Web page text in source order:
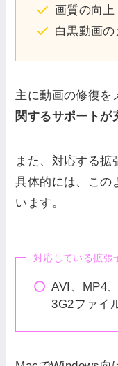
画質の向上
白黒動画
主に動画の修復を
関するサポートが
また、対応する拡
具体的には、この
います。
対応している拡張
AVI、MP4
3G2ファイ